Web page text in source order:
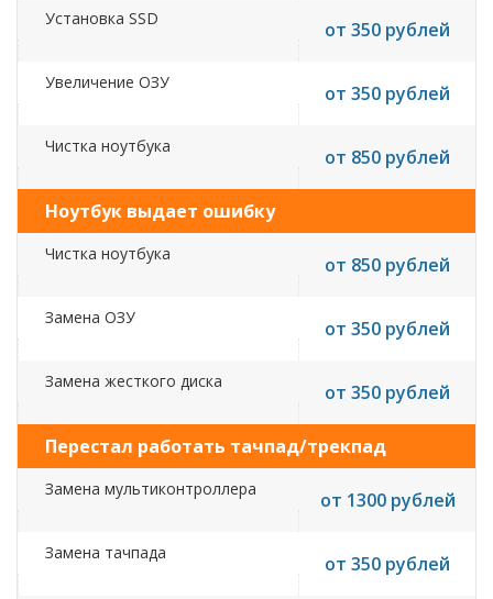
Установка SSD от 350 рублей
Увеличение ОЗУ от 350 рублей
Чистка ноутбука от 850 рублей
Ноутбук выдает ошибку
Чистка ноутбука от 850 рублей
Замена ОЗУ от 350 рублей
Замена жесткого диска от 350 рублей
Перестал работать тачпад/трекпад
Замена мультиконтроллера от 1300 рублей
Замена тачпада от 350 рублей